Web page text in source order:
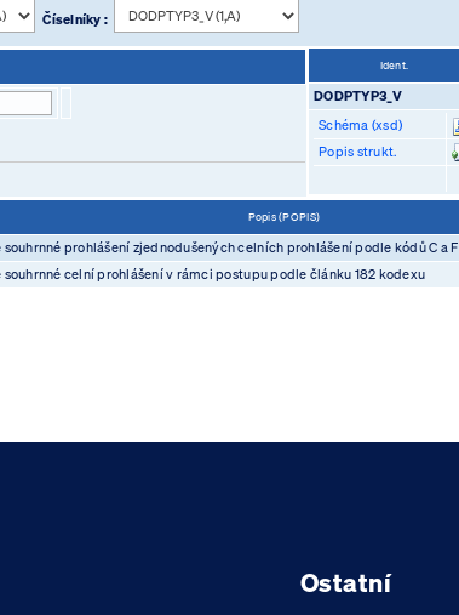
Číselníky :
Ident.
DODPTYP3_V
Schéma (xsd)
Popis strukt.
Popis (POPIS)
prohlášení zjednodušených celních prohlášení podle kódů C a F
celní prohlášení v rámci postupu podle článku 182 kodexu
Ostatní